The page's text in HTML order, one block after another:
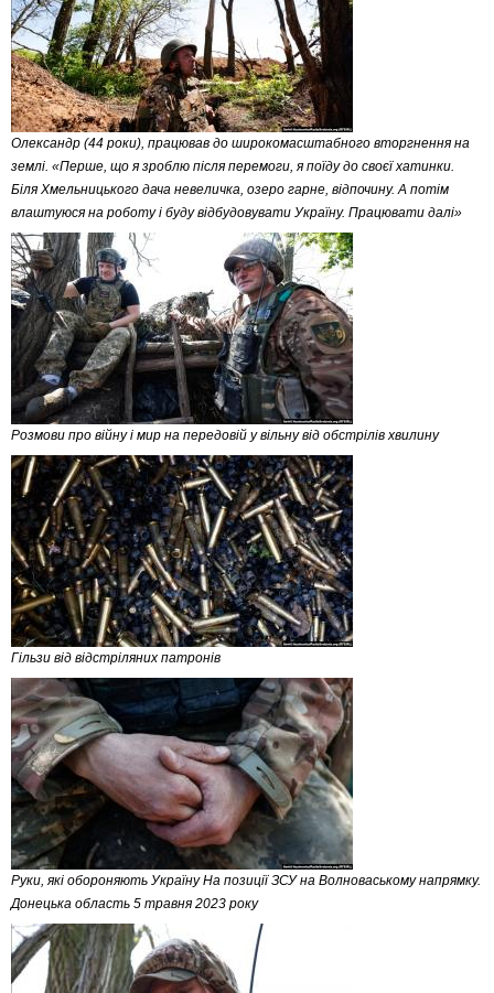
Олександр (44 роки), працював до широкомасштабного вторгнення на
землі. «Перше, що я зроблю після перемоги, я поїду до своєї хатинки.
Біля Хмельницького дача невеличка, озеро гарне, відпочину. А потім
влаштуюся на роботу і буду відбудовувати Україну. Працювати далі»
Розмови про війну і мир на передовій у вільну від обстрілів хвилину
Гільзи від відстріляних патронів
Руки, які обороняють Україну На позиції ЗСУ на Волноваському напрямку.
Донецька область 5 травня 2023 року